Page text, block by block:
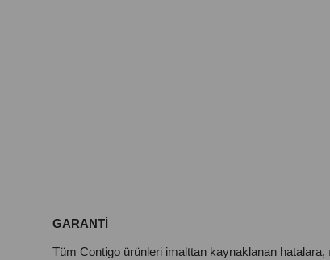
GARANTİ
Tüm Contigo ürünleri imalttan kaynaklanan hatalara,